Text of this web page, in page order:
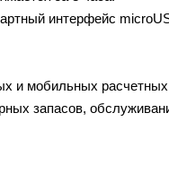
интерфейс
и мобильных
запасов,